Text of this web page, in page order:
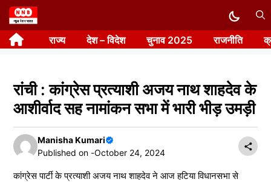
Skip
to
content राज्य देश – विदेश चुनाव 2025 राजनीति
रांची : कांग्रेस प्रत्याशी अजय नाथ शाहदेव के
आशीर्वाद सह नामांकन सभा में भारी भीड़ उमड़ी
Manisha Kumari
Published on -October 24, 2024
कांग्रेस पार्टी के प्रत्याशी अजय नाथ शाहदेव ने आज हटिया विधानसभा से